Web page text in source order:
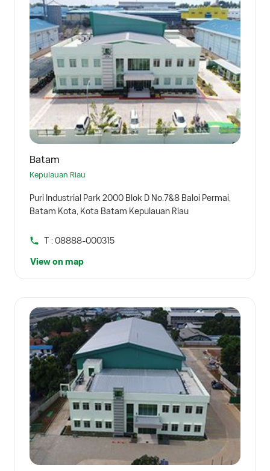
Batam
Kepulauan Riau
Puri Industrial Park 2000 Blok D No.7&8 Baloi Permai,
Batam Kota, Kota Batam Kepulauan Riau
T : 08888-000315
View on map